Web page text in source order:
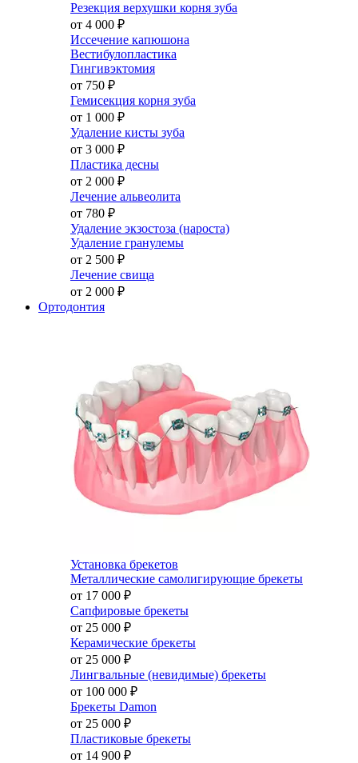
Резекция верхушки корня зуба
от 4 000 ₽
Иссечение капюшона
Вестибулопластика
Гингивэктомия
от 750 ₽
Гемисекция корня зуба
от 1 000 ₽
Удаление кисты зуба
от 3 000 ₽
Пластика десны
от 2 000 ₽
Лечение альвеолита
от 780 ₽
Удаление экзостоза (нароста)
Удаление гранулемы
от 2 500 ₽
Лечение свища
от 2 000 ₽
Ортодонтия
Установка брекетов
Металлические самолигирующие брекеты
от 17 000 ₽
Сапфировые брекеты
от 25 000 ₽
Керамические брекеты
от 25 000 ₽
Лингвальные (невидимые) брекеты
от 100 000 ₽
Брекеты Damon
от 25 000 ₽
Пластиковые брекеты
от 14 900 ₽